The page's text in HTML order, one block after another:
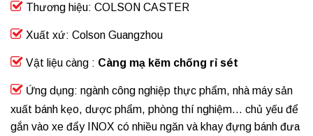
Thương hiệu: COLSON CASTER
Xuất xứ: Colson Guangzhou
Vật liệu càng : Càng mạ kẽm chống rỉ sét
Ứng dụng: ngành công nghiệp thực phẩm, nhà máy sản
xuất bánh kẹo, dược phẩm, phòng thí nghiệm… chủ yếu để
gắn vào xe đẩy INOX có nhiều ngăn và khay đựng bánh đưa